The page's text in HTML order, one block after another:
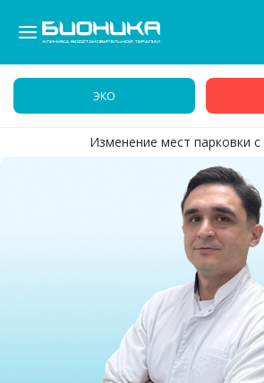
ЭКО
Изменение мест парковки с